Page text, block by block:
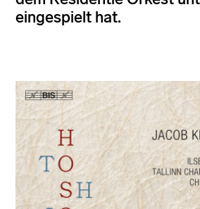
eingespielt hat.